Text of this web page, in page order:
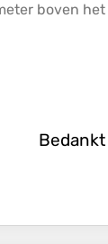
boven